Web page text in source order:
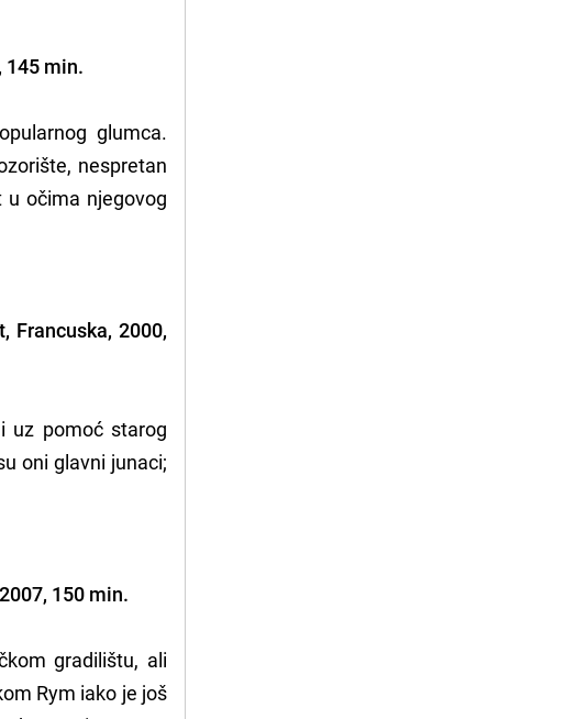
145 min.
glumca.
nespretan
očima njegovog
Francuska, 2000,
uz pomoć starog
oni glavni junaci;
150 min.
gradilištu, ali
Rym iako je još